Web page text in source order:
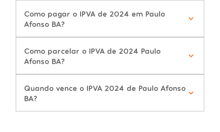
Como pagar o IPVA de 2024 em Paulo
Afonso BA?
Como parcelar o IPVA de 2024 Paulo
Afonso BA?
Quando vence o IPVA 2024 de Paulo Afonso
BA?